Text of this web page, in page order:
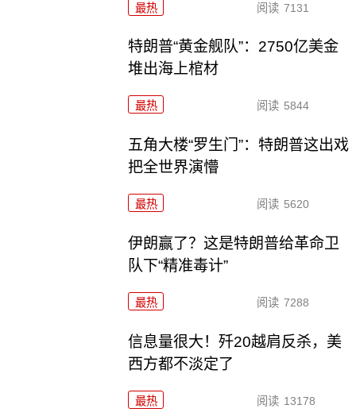
最热 阅读 7131
特朗普“黄金舰队”：2750亿美金
堆出海上棺材
最热 阅读 5844
五角大楼“罗生门”：特朗普这出戏
把全世界演懵
最热 阅读 5620
伊朗赢了？这是特朗普给革命卫
队下“精准毒计”
最热 阅读 7288
信息量很大！歼20越肩反杀，美
西方都不淡定了
最热 阅读 13178